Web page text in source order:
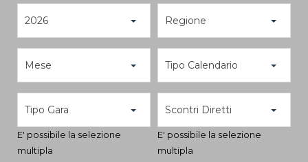
2026 Regione
Mese Tipo Calendario
Tipo Gara
E' possibile la selezione
multipla
Scontri Diretti
E' possibile la selezione
multipla